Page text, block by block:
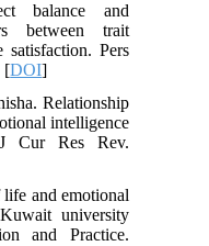
balance and
between trait
satisfaction. Pers
[DOI
Relationship
intelligence
Cur Res Rev.
life and emotional
university
and Practice.